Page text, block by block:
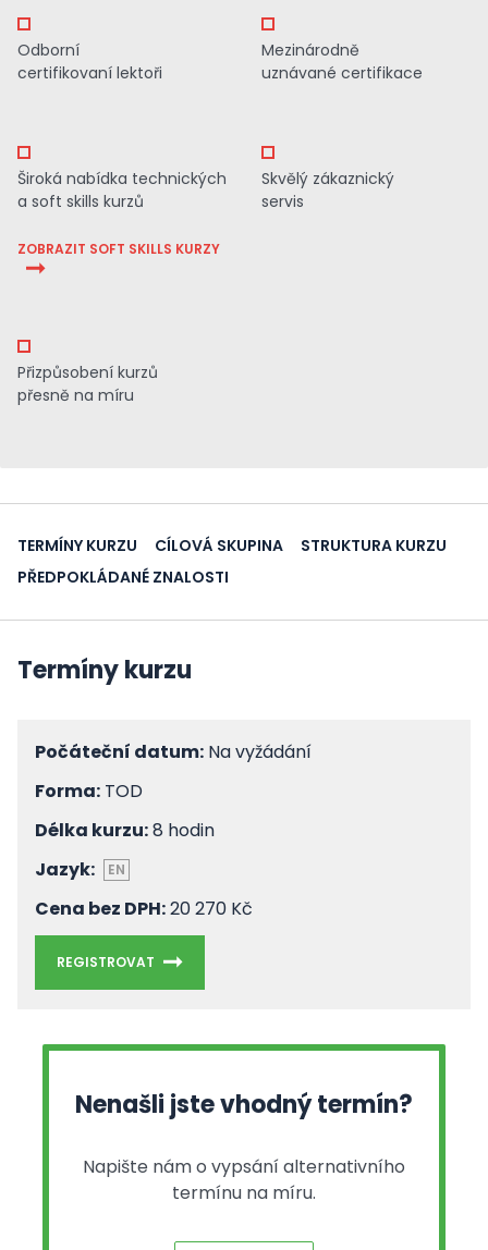
Odborní
certifikovaní lektoři
Mezinárodně
uznávané certifikace
Široká nabídka technických
a soft skills kurzů
ZOBRAZIT SOFT SKILLS KURZY
Skvělý zákaznický
servis
Přizpůsobení kurzů
přesně na míru
TERMÍNY KURZU CÍLOVÁ SKUPINA
STRUKTURA KURZU
PŘEDPOKLÁDANÉ ZNALOSTI
Termíny kurzu
Počáteční datum: Na vyžádání
Forma: TOD
Délka kurzu:8 hodin
Jazyk:
EN
Cena bez DPH:20 270 Kč
REGISTROVAT
Nenašli jste vhodný termín?
Napište nám o vypsání alternativního
termínu na míru.